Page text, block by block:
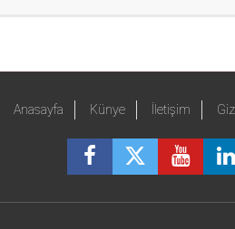
Anasayfa Künye İletişim